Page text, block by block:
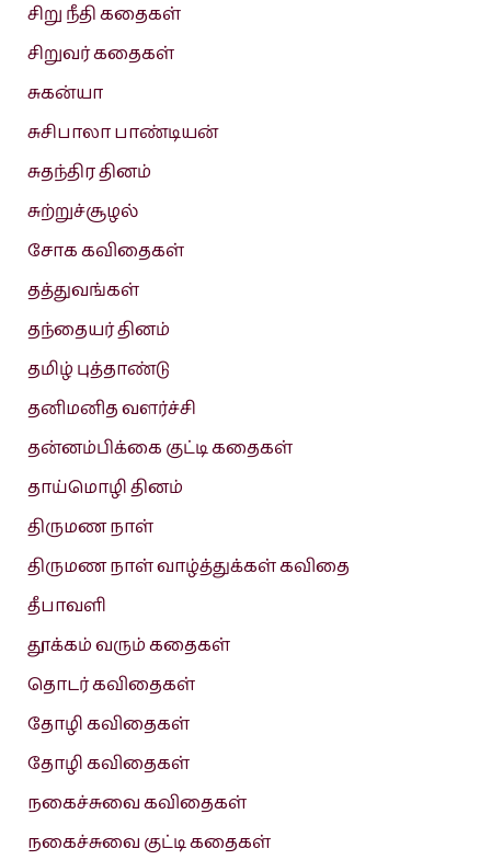
சிறு நீதி கதைகள்
சிறுவர் கதைகள்
சுகன்யா
சுசிபாலா பாண்டியன்
சுதந்திர தினம்
சுற்றுச்சூழல்
சோக கவிதைகள்
தத்துவங்கள்
தந்தையர் தினம்
தமிழ் புத்தாண்டு
தனிமனித வளர்ச்சி
தன்னம்பிக்கை குட்டி கதைகள்
தாய்மொழி தினம்
திருமண நாள்
திருமண நாள் வாழ்த்துக்கள் கவிதை
தீபாவளி
தூக்கம் வரும் கதைகள்
தொடர் கவிதைகள்
தோழி கவிதைகள்
தோழி கவிதைகள்
நகைச்சுவை கவிதைகள்
நகைச்சுவை குட்டி கதைகள்